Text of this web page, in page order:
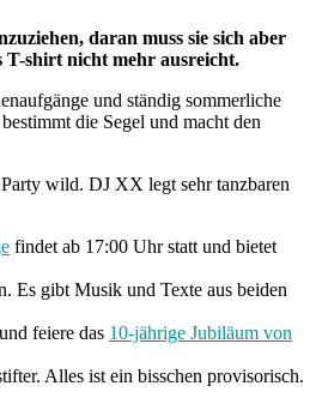
daran muss sie sich aber
T-shirt nicht mehr ausreicht.
und ständig sommerliche
die Segel und macht den
wild. DJ XX legt sehr tanzbaren
findet ab 17:00 Uhr statt und bietet
Es gibt Musik und Texte aus beiden
feiere das 10-jährige Jubiläum von
Alles ist ein bisschen provisorisch.